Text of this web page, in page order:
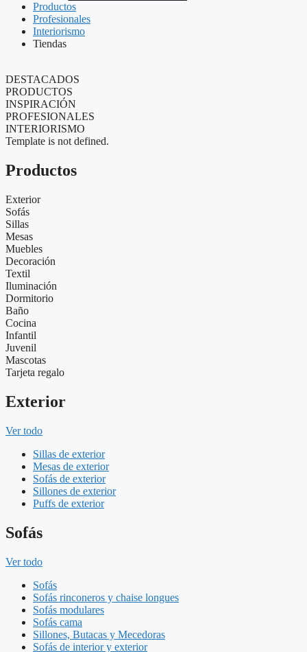
Productos
Profesionales
Interiorismo
Tiendas
DESTACADOS
PRODUCTOS
INSPIRACIÓN
PROFESIONALES
INTERIORISMO
Template is not defined.
Productos
Exterior
Sofás
Sillas
Mesas
Muebles
Decoración
Textil
Iluminación
Dormitorio
Baño
Cocina
Infantil
Juvenil
Mascotas
Tarjeta regalo
Exterior
Ver todo
Sillas de exterior
Mesas de exterior
Sofás de exterior
Sillones de exterior
Puffs de exterior
Sofás
Ver todo
Sofás
Sofás rinconeros y chaise longues
Sofás modulares
Sofás cama
Sillones, Butacas y Mecedoras
Sofás de interior y exterior